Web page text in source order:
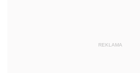
REKLAMA